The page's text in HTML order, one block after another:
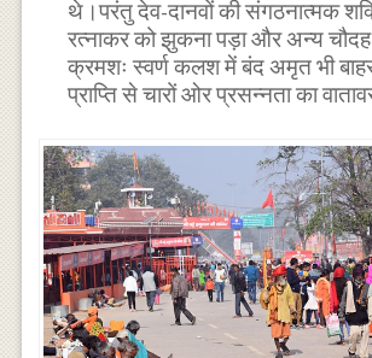
थे।परंतु देव-दानवों की संगठनात्मक
रत्नाकर को झुकना पड़ा और अन्य
क्रमशः स्वर्ण कलश में बंद अमृत भी
प्राप्ति से चारों ओर प्रसन्नता का